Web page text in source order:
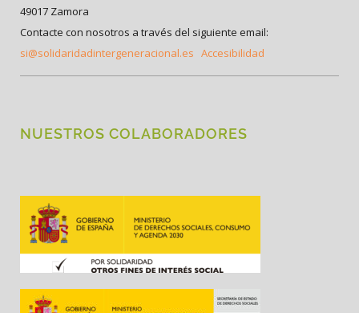
49017 Zamora
Contacte con nosotros a través del siguiente email:
si@solidaridadintergeneracional.es Accesibilidad
NUESTROS COLABORADORES